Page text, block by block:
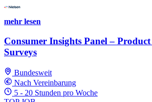
mehr lesen
Consumer Insights Panel –
Surveys
Bundesweit
Nach Vereinbarung
5 - 20 Stunden pro Woche